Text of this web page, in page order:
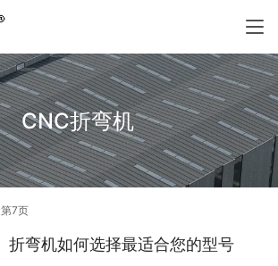
CNC折弯机
第7页
折弯机如何选择最适合您的型号